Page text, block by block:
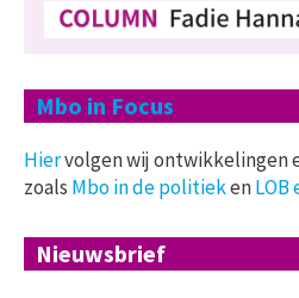
Mbo in Focus
Hiervolgen wij ontwikkelingen
zoals Mbo in de politiekenLOB
Nieuwsbrief